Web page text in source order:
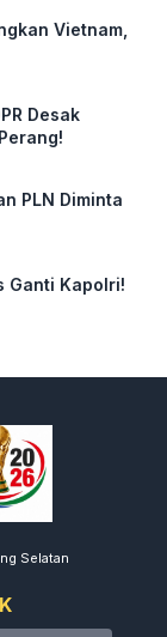
Vietnam,
Desak
PLN Diminta
Ganti Kapolri!
Selatan